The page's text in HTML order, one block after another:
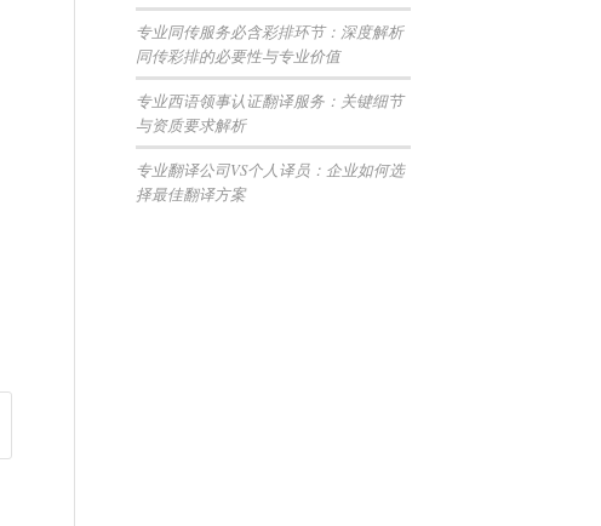
专业同传服务必含彩排环节：深度解析
同传彩排的必要性与专业价值
专业西语领事认证翻译服务：关键细节
与资质要求解析
专业翻译公司VS个人译员：企业如何选
择最佳翻译方案